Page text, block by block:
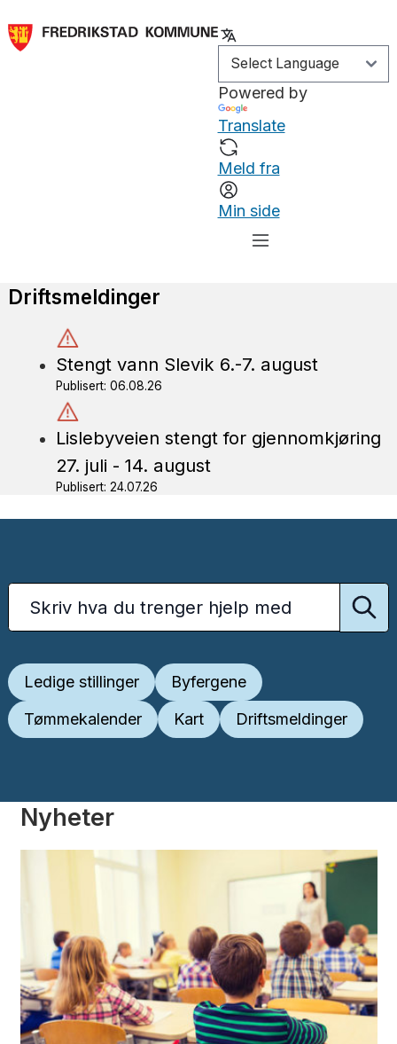
Powered by
Translate
Meld fra
Min side
Driftsmeldinger
Stengt vann Slevik 6.-7. august
Publisert: 06.08.26
Lislebyveien stengt for gjennomkjøring
27. juli - 14. august
Publisert: 24.07.26
Ledige stillinger
Byfergene
Tømmekalender
Kart Driftsmeldinger
Nyheter